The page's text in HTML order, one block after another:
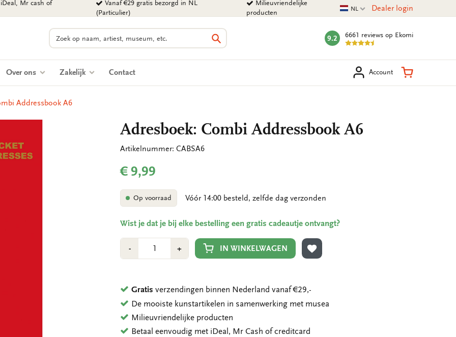
Mr cash of
Vanaf €29 gratis bezorgd in NL
(Particulier)
Milieuvriendelijke
producten
Huidige taal
NL Dealer login
Zoeken
Zoeken
mark:
9.2 6661 reviews op Ekomi
Over ons Zakelijk Contact Account Winkelmand
Addressbook A6
Adresboek: Combi Addressbook A6
Artikelnummer: CABSA6
€ 9,99
Op voorraad Vóór 14:00 besteld, zelfde dag verzonden
Wist je dat je bij elke bestelling een gratis cadeautje ontvangt?
-Min
1
+Plus
1
IN WINKELWAGEN
TOEVOEGEN AAN VERLANGLIJST
Gratis verzendingen binnen Nederland vanaf €29,-
De mooiste kunstartikelen in samenwerking met musea
Milieuvriendelijke producten
Betaal eenvoudig met iDeal, Mr Cash of creditcard